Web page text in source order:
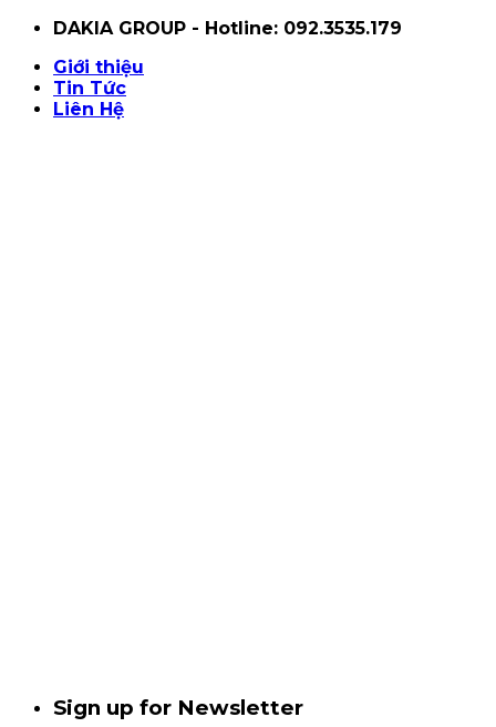
Skip
content
DAKIA GROUP - Hotline: 092.3535.179
Giới thiệu
Tin Tức
Liên Hệ
Sign up for Newsletter